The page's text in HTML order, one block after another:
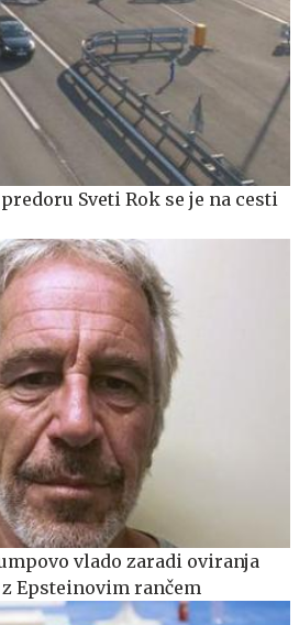
Sveti Rok se je na cesti
vlado zaradi oviranja
Epsteinovim rančem